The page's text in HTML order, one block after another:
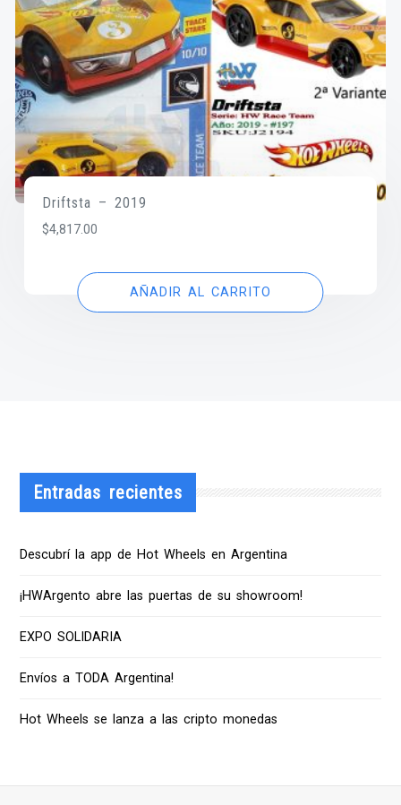
Driftsta – 2019
$4,817.00
AÑADIR AL CARRITO
Entradas recientes
Descubrí la app de Hot Wheels en Argentina
¡HWArgento abre las puertas de su showroom!
EXPO SOLIDARIA
Envíos a TODA Argentina!
Hot Wheels se lanza a las cripto monedas